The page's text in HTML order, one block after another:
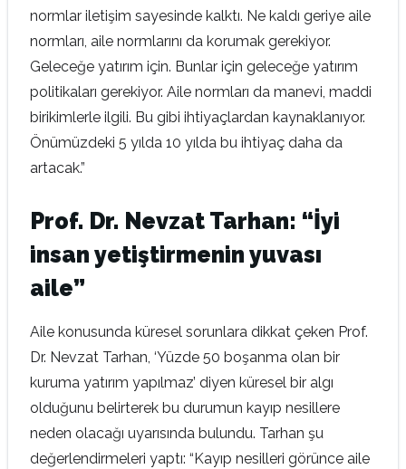
normlar iletişim sayesinde kalktı. Ne kaldı geriye aile
normları, aile normlarını da korumak gerekiyor.
Geleceğe yatırım için. Bunlar için geleceğe yatırım
politikaları gerekiyor. Aile normları da manevi, maddi
birikimlerle ilgili. Bu gibi ihtiyaçlardan kaynaklanıyor.
Önümüzdeki 5 yılda 10 yılda bu ihtiyaç daha da
artacak.”
Prof. Dr. Nevzat Tarhan: “İyi
insan yetiştirmenin yuvası
aile”
Aile konusunda küresel sorunlara dikkat çeken Prof.
Dr. Nevzat Tarhan, ‘Yüzde 50 boşanma olan bir
kuruma yatırım yapılmaz’ diyen küresel bir algı
olduğunu belirterek bu durumun kayıp nesillere
neden olacağı uyarısında bulundu. Tarhan şu
değerlendirmeleri yaptı: “Kayıp nesilleri görünce aile